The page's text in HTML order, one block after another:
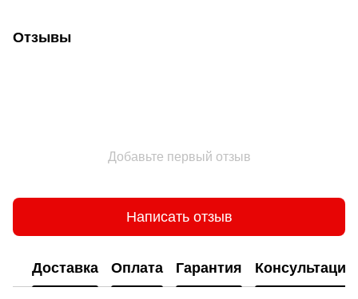
Отзывы
Добавьте первый отзыв
Написать отзыв
Доставка Оплата Гарантия Консультация